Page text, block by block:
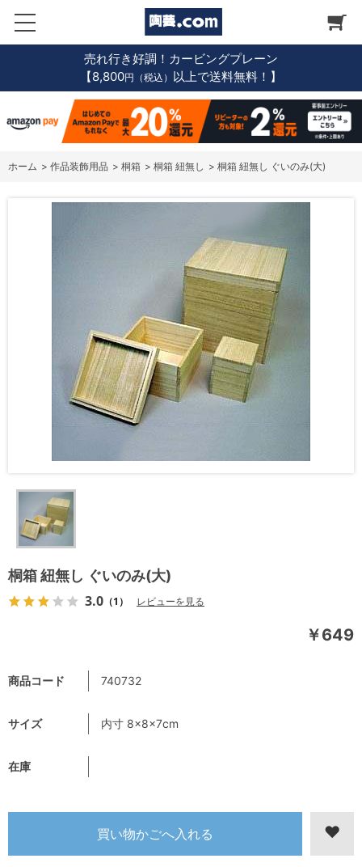
売れ行き好調！カービングプレーン
【8,800円（税込） 以上で送料無料！】
ホーム > 作品装飾用品 > 桐箱 > 桐箱 紐無し > 桐箱 紐無し ぐいのみ(大)
桐箱 紐無し ぐいのみ(大)
3.0 （1） レビューを見る
￥649
商品コード 740732
サイズ 内寸 8×8×7cm
在庫